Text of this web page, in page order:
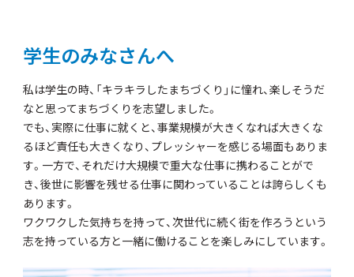
学生のみなさんへ
私は学生の時、「キラキラしたまちづくり」に憧れ、楽しそうだ
なと思ってまちづくりを志望しました。
でも、実際に仕事に就くと、事業規模が大きくなれば大きくな
るほど責任も大きくなり、プレッシャーを感じる場面もありま
す。一方で、それだけ大規模で重大な仕事に携わることがで
き、後世に影響を残せる仕事に関わっていることは誇らしくも
あります。
ワクワクした気持ちを持って、次世代に続く街を作ろうという
志を持っている方と一緒に働けることを楽しみにしています。